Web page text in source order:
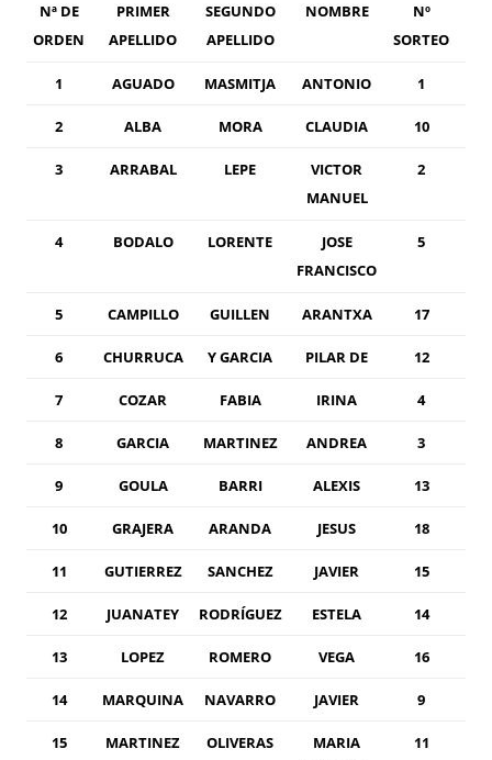
Nª DE
ORDEN
PRIMER
APELLIDO
SEGUNDO
APELLIDO
NOMBRE
Nº
SORTEO
1 AGUADO MASMITJA ANTONIO 1
2 ALBA MORA CLAUDIA 10
3 ARRABAL LEPE
VICTOR
MANUEL
2
4 BODALO LORENTE
JOSE
FRANCISCO
5
5 CAMPILLO GUILLEN ARANTXA 17
6 CHURRUCA Y GARCIA PILAR DE 12
7 COZAR FABIA IRINA 4
8 GARCIA MARTINEZ ANDREA 3
9 GOULA BARRI ALEXIS 13
10 GRAJERA ARANDA JESUS 18
11 GUTIERREZ SANCHEZ JAVIER 15
12 JUANATEY RODRÍGUEZ ESTELA 14
13 LOPEZ ROMERO VEGA 16
14 MARQUINA NAVARRO JAVIER 9
15 MARTINEZ OLIVERAS
MARIA
11